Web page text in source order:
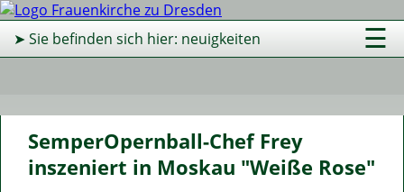
☰
➤ Sie befinden sich hier: neuigkeiten
SemperOpernball-Chef Frey
inszeniert in Moskau "Weiße Rose"